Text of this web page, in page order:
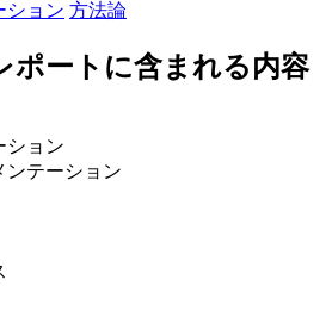
ション 方法論
ポートに含まれる内容
ション
ンテーション